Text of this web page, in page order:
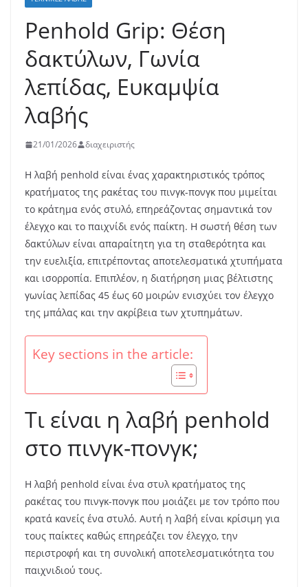
Penhold Grip: Θέση
δακτύλων, Γωνία
λεπίδας, Ευκαμψία
λαβής
21/01/2026 διαχειριστής
Η λαβή penhold είναι ένας χαρακτηριστικός τρόπος
κρατήματος της ρακέτας του πινγκ-πονγκ που μιμείται
το κράτημα ενός στυλό, επηρεάζοντας σημαντικά τον
έλεγχο και το παιχνίδι ενός παίκτη. Η σωστή θέση των
δακτύλων είναι απαραίτητη για τη σταθερότητα και
την ευελιξία, επιτρέποντας αποτελεσματικά χτυπήματα
και ισορροπία. Επιπλέον, η διατήρηση μιας βέλτιστης
γωνίας λεπίδας 45 έως 60 μοιρών ενισχύει τον έλεγχο
της μπάλας και την ακρίβεια των χτυπημάτων.
Key sections in the article:
Τι είναι η λαβή penhold
στο πινγκ-πονγκ;
Η λαβή penhold είναι ένα στυλ κρατήματος της
ρακέτας του πινγκ-πονγκ που μοιάζει με τον τρόπο που
κρατά κανείς ένα στυλό. Αυτή η λαβή είναι κρίσιμη για
τους παίκτες καθώς επηρεάζει τον έλεγχο, την
περιστροφή και τη συνολική αποτελεσματικότητα του
παιχνιδιού τους.